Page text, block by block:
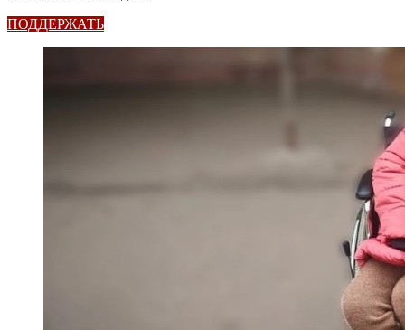
ПОДДЕРЖАТЬ